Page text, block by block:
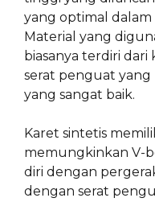
yang optimal dalam
Material yang
biasanya terdiri dari
serat penguat
yang sangat baik.
Karet sintetis
memungkinkan V-
diri dengan
dengan serat